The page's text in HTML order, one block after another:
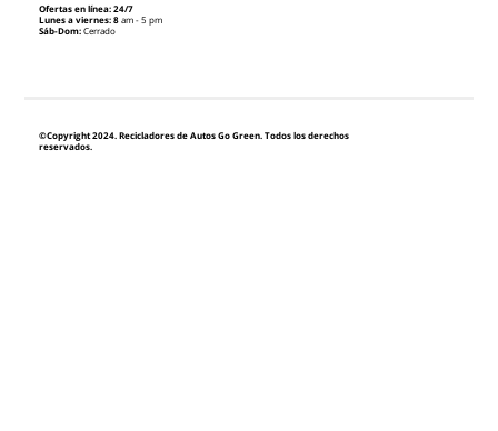
©Copyright 2024. Recicladores de Autos Go Green. Todos los derechos
reservados.
Ofertas en línea: 24/7
Lunes a viernes: 8am - 5 pm
Sáb-Dom:Cerrado